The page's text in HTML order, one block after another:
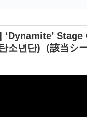
‘Dynamite’
소년단)（該当シー